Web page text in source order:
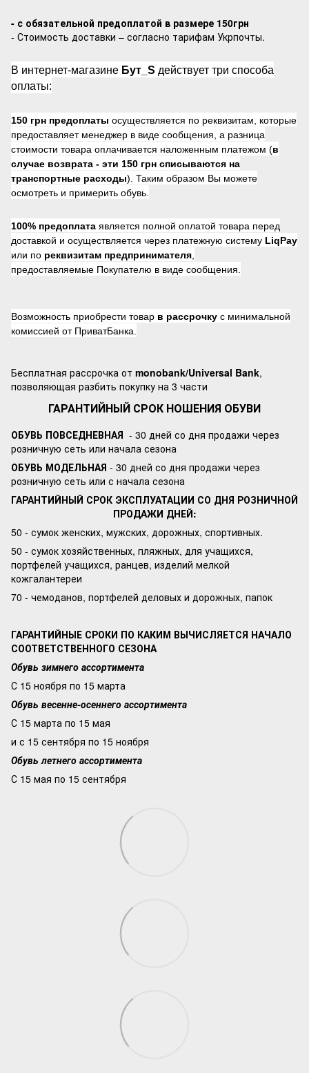
- с обязательной предоплатой в размере 150грн
- Стоимость доставки – согласно тарифам Укрпочты.
В интернет-магазине Бут_S действует три способа
оплаты:
150 грн предоплаты осуществляется по реквизитам, которые
предоставляет менеджер в виде сообщения, а разница
стоимости товара оплачивается наложенным платежом (в
случае возврата - эти 150 грн списываются на
транспортные расходы). Таким образом Вы можете
осмотреть и примерить обувь.
100% предоплата является полной оплатой товара перед
доставкой и осуществляется через платежную систему LiqPay
или по реквизитам предпринимателя
предоставляемые Покупателю в виде сообщения.
Возможность приобрести товар в рассрочку с минимальной
комиссией от ПриватБанка.
Бесплатная рассрочка от monobank/Universal Bank,
позволяющая разбить покупку на 3 части
ГАРАНТИЙНЫЙ СРОК НОШЕНИЯ ОБУВИ
ОБУВЬ ПОВСЕДНЕВНАЯ - 30 дней со дня продажи через
розничную сеть или начала сезона
ОБУВЬ МОДЕЛЬНАЯ - 30 дней со дня продажи через
розничную сеть или с начала сезона
ГАРАНТИЙНЫЙ СРОК ЭКСПЛУАТАЦИИ СО ДНЯ РОЗНИЧНОЙ
ПРОДАЖИ ДНЕЙ:
50 - сумок женских, мужских, дорожных, спортивных.
50 - сумок хозяйственных, пляжных, для учащихся,
портфелей учащихся, ранцев, изделий мелкой
кожгалантереи
70 - чемоданов, портфелей деловых и дорожных, папок
ГАРАНТИЙНЫЕ СРОКИ ПО КАКИМ ВЫЧИСЛЯЕТСЯ НАЧАЛО
СООТВЕТСТВЕННОГО СЕЗОНА
Обувь зимнего ассортимента
С 15 ноября по 15 марта
Обувь весенне-осеннего ассортимента
С 15 марта по 15 мая
и с 15 сентября по 15 ноября
Обувь летнего ассортимента
С 15 мая по 15 сентября